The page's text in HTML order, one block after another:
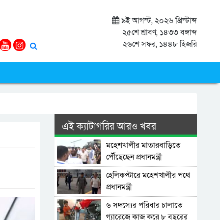
৯ই আগস্ট, ২০২৬ খ্রিস্টাব্দ
২৫শে শ্রাবণ, ১৪৩৩ বঙ্গাব্দ
২৬শে সফর, ১৪৪৮ হিজরি
এই ক্যাটাগরির আরও খবর
মহেশখালীর মাতারবাড়িতে
পৌঁছেছেন প্রধানমন্ত্রী
হেলিকপ্টারে মহেশখালীর পথে
প্রধানমন্ত্রী
৬ সদস্যের পরিবার চালাতে
গ্যারেজে কাজ করে ৮ বছরের